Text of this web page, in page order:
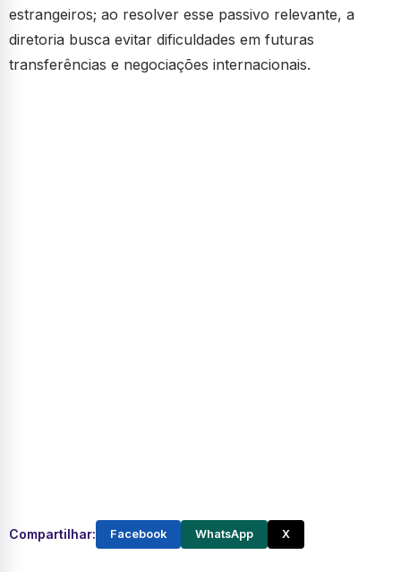
estrangeiros; ao resolver esse passivo relevante, a
diretoria busca evitar dificuldades em futuras
transferências e negociações internacionais.
Compartilhar: Facebook WhatsApp X